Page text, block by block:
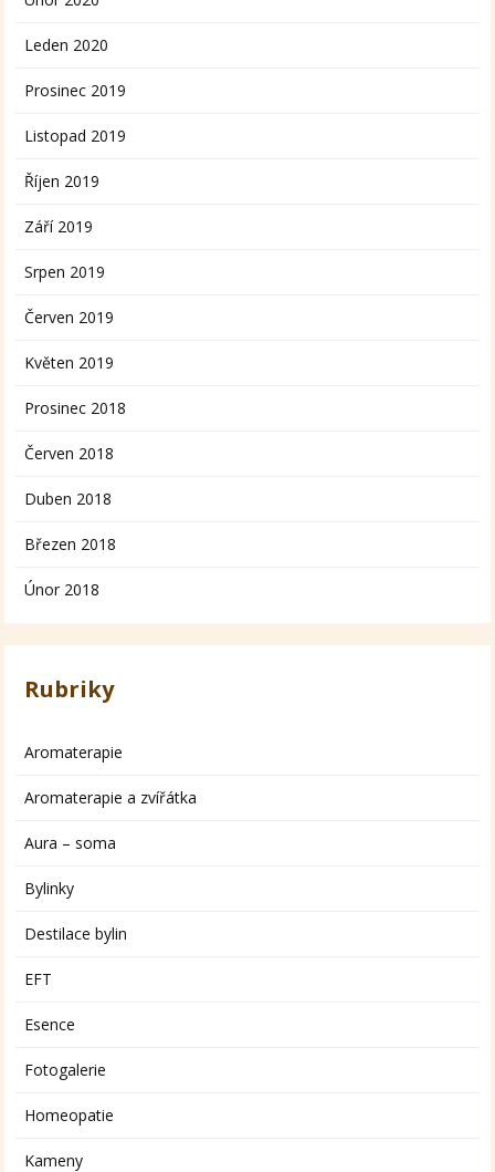
Leden 2020
Prosinec 2019
Listopad 2019
Říjen 2019
Září 2019
Srpen 2019
Červen 2019
Květen 2019
Prosinec 2018
Červen 2018
Duben 2018
Březen 2018
Únor 2018
Rubriky
Aromaterapie
Aromaterapie a zvířátka
Aura – soma
Bylinky
Destilace bylin
EFT
Esence
Fotogalerie
Homeopatie
Kameny